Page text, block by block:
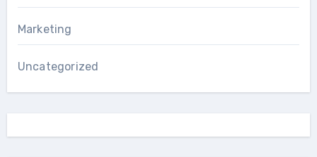
Marketing
Uncategorized